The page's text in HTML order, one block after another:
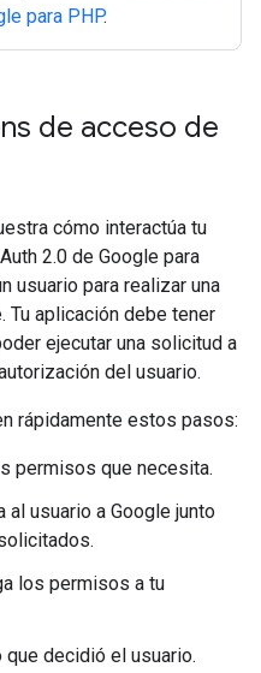
para PHP.
de acceso de
cómo interactúa tu
2.0 de Google para
usuario para realizar una
Tu aplicación debe tener
ejecutar una solicitud a
del usuario.
rápidamente estos pasos:
permisos que necesita.
al usuario a Google junto
los permisos a tu
decidió el usuario.